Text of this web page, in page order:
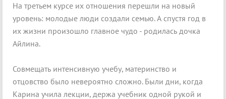
На третьем курсе их отношения перешли на новый
уровень: молодые люди создали семью. А спустя год в
их жизни произошло главное чудо - родилась дочка
Айлина.
Совмещать интенсивную учебу, материнство и
отцовство было невероятно сложно. Были дни, когда
Карина учила лекции, держа учебник одной рукой и